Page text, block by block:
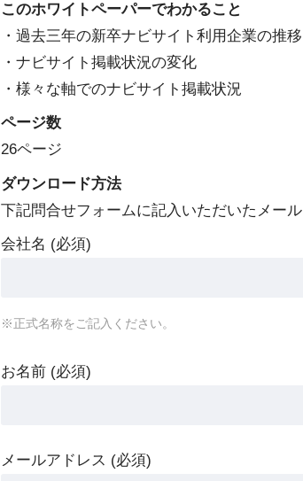
このホワイトペーパーでわかること
・過去三年の新卒ナビサイト利用企業の推移
・ナビサイト掲載状況の変化
・様々な軸でのナビサイト掲載状況
ページ数
26ページ
ダウンロード方法
下記問合せフォームに記入いただいたメー
会社名 (必須)
※正式名称をご記入ください。
お名前 (必須)
メールアドレス (必須)